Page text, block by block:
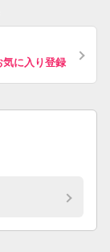
気に入り登録